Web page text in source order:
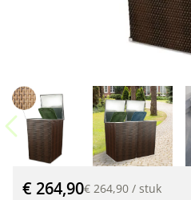
Rieten afvalbakkenbox,
€ 264,90€ 264,90 / stuk